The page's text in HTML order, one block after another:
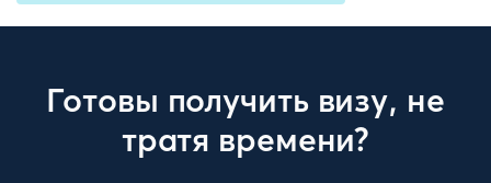
Готовы получить визу, не
тратя времени?